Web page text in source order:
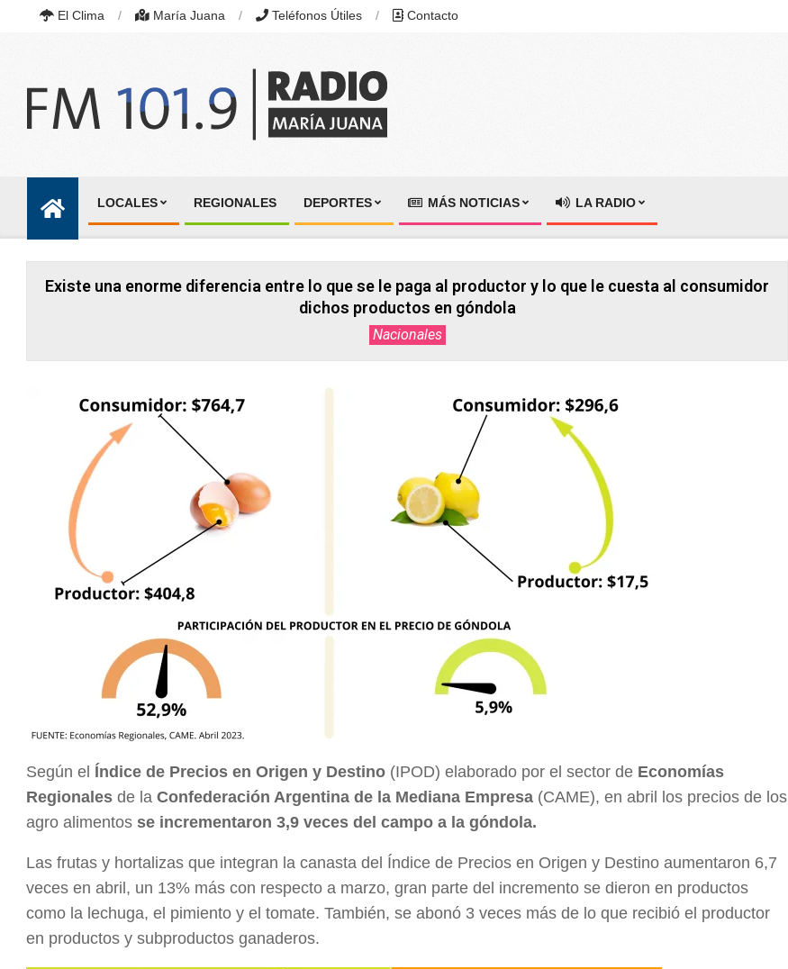
El Clima María Juana Teléfonos Útiles Contacto
RADIO
JUANA
FM
Primary
Navigation
Menu
LOCALES REGIONALES DEPORTES MÁS NOTICIAS LA RADIO
Existe una enorme diferencia entre lo que se le paga al productor y lo que le cuesta al consumidor
dichos productos en góndola
Nacionales
Según el Índice de Precios en Origen y Destino (IPOD) elaborado por el sector de Economías
Regionales de la Confederación Argentina de la Mediana Empresa (CAME), en abril los precios de los
agro alimentos se incrementaron 3,9 veces del campo a la góndola.
Las frutas y hortalizas que integran la canasta del Índice de Precios en Origen y Destino aumentaron 6,7
veces en abril, un 13% más con respecto a marzo, gran parte del incremento se dieron en productos
como la lechuga, el pimiento y el tomate. También, se abonó 3 veces más de lo que recibió el productor
en productos y subproductos ganaderos.